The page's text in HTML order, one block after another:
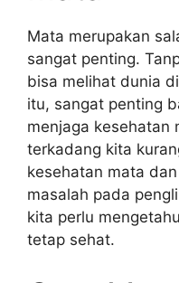
Mata merupakan
sangat penting.
bisa melihat dunia
itu, sangat penting
menjaga kesehatan
terkadang kita
kesehatan mata
masalah pada
kita perlu
tetap sehat.